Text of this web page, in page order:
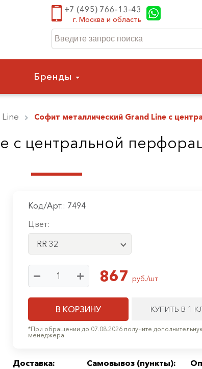
+7 (495) 766-13-43
г. Москва и область
Бренды
Софит металлический Grand Line c
c центральной
Код/Арт.: 7494
Цвет:
RR 32
867 руб./шт
В КОРЗИНУ КУПИТЬ В 1
*При обращении до 07.08.2026 получите
менеджера
Доставка:
Самовывоз (пункты):